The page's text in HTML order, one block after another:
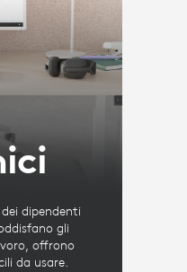
dipendenti
gli
offrono
da usare.